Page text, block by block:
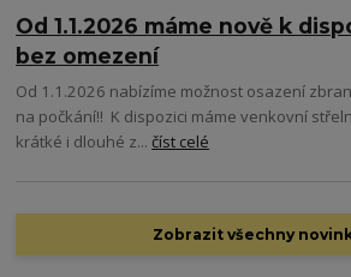
Od 1.1.2026 máme nově k
bez omezení
Od 1.1.2026 nabízíme možnost osazení
na počkání!! K dispozici máme venkovní
krátké i dlouhé z...číst celé
Zobrazit všechny